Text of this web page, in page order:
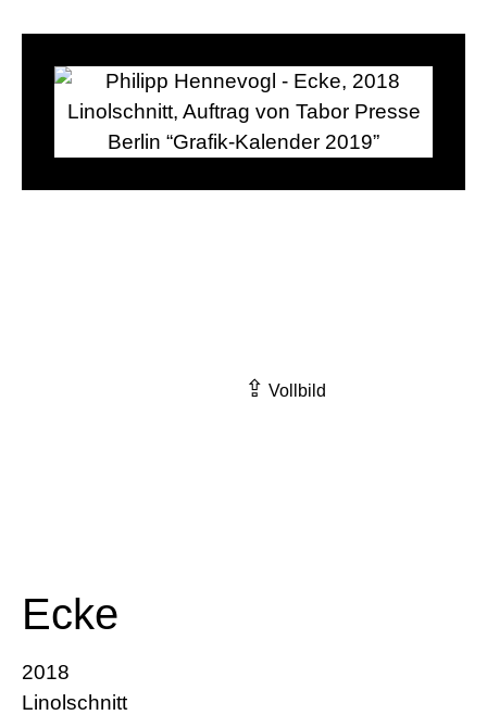
Ecke
2018
Linolschnitt
⇪ Vollbild